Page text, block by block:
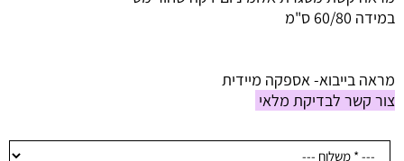
במידה 60/80 ס"מ
מראה בייבוא- אספקה מיידית
צור קשר לבדיקת מלאי